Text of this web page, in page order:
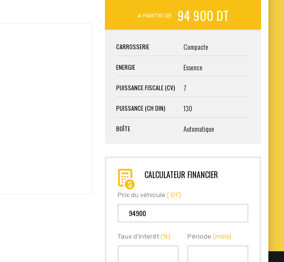
A PARTIR DE 94 900 DT
CARROSSERIE Compacte
ENERGIE Essence
PUISSANCE FISCALE (CV) 7
PUISSANCE (CH DIN) 130
BOÎTE Automatique
CALCULATEUR FINANCIER
Prix du véhicule ( DT)
Taux d'interêt (%) Période (mois)